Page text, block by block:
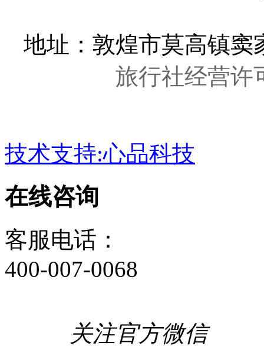
地址：敦煌市莫高镇
旅行社经营许
技术支持:心品科技
在线咨询
客服电话：
400-007-0068
关注官方微信